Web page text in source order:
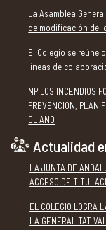
La Asamblea
de modificación de
El Colegio se reúne
líneas de
NP LOS INCENDIOS
PREVENCIÓN,
EL AÑO
Actualidad
LA JUNTA DE
ACCESO DE
EL COLEGIO LOGRA
LA GENERALITAT